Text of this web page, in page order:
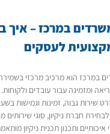
משרדים במרכז – איך
מקצועית לעסקים
במרכז הוא מרכיב מרכזי
ומזמינה עבור עובדים
שירות גבוה, זמינות וגמישות
לבחירת חברת ניקיון, סוגי
איכותיים ותכנון תכנית ניקיון